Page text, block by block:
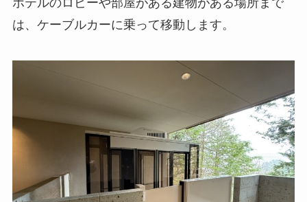
は、ケーブルカーに乗って移動します。